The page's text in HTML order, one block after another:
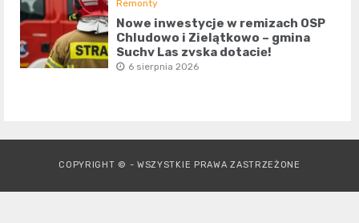
Remonty
Nowe inwestycje w remizach OSP
Chludowo i Zielątkowo – gmina
Suchy Las zyska dotację!
6 sierpnia 2026
COPYRIGHT © - WSZYSTKIE PRAWA ZASTRZEŻONE